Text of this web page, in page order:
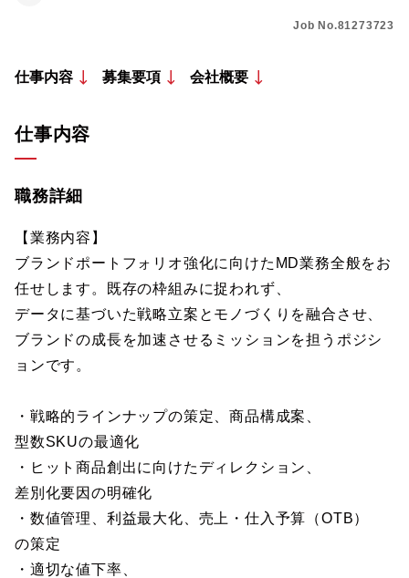
Job No.81273723
仕事内容 募集要項 会社概要
仕事内容
職務詳細
【業務内容】
ブランドポートフォリオ強化に向けたMD業務全般をお
任せします。既存の枠組みに捉われず、
データに基づいた戦略立案とモノづくりを融合させ、
ブランドの成長を加速させるミッションを担うポジシ
ョンです。
・戦略的ラインナップの策定、商品構成案、
型数SKUの最適化
・ヒット商品創出に向けたディレクション、
差別化要因の明確化
・数値管理、利益最大化、売上・仕入予算（OTB）
の策定
・適切な値下率、